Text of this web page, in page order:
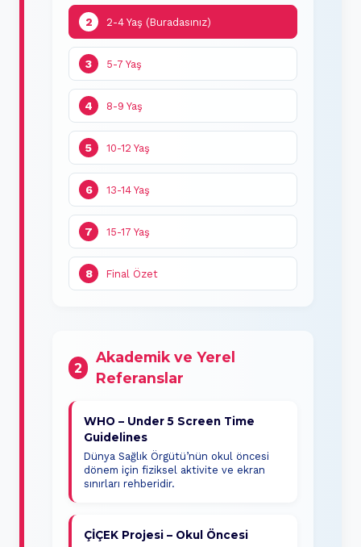
2 2-4 Yaş (Buradasınız)
3 5-7 Yaş
4 8-9 Yaş
5 10-12 Yaş
6 13-14 Yaş
7 15-17 Yaş
8 Final Özet
2
Akademik ve Yerel
Referanslar
WHO – Under 5 Screen Time
Guidelines
Dünya Sağlık Örgütü’nün okul öncesi
dönem için fiziksel aktivite ve ekran
sınırları rehberidir.
ÇİÇEK Projesi – Okul Öncesi